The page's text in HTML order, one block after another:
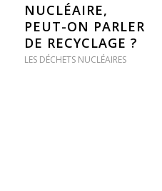
NUCLÉAIRE,
PEUT-ON PARLER
DE RECYCLAGE ?
LES DÉCHETS NUCLÉAIRES